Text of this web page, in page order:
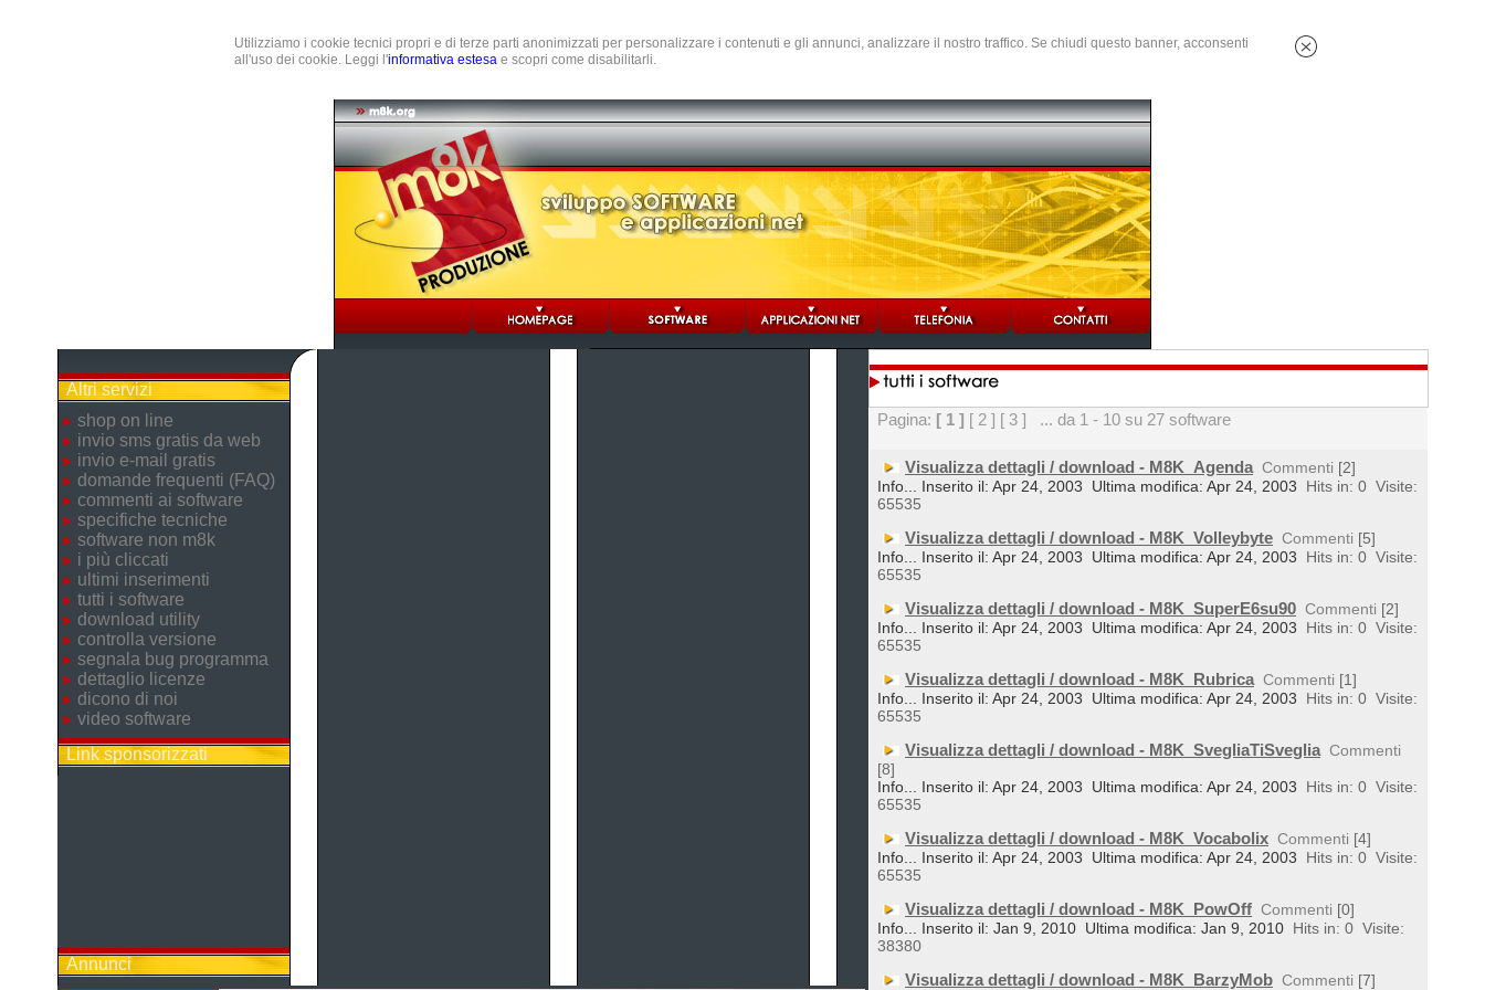
Utilizziamo i cookie tecnici propri e di terze parti anonimizzati per personalizzare i contenuti e gli annunci, analizzare il nostro traffico. Se chiudi questo banner, acconsenti
all'uso dei cookie. Leggi l'informativa estesa e scopri come disabilitarli.
Altri servizi
shop on line
invio sms gratis da web
invio e-mail gratis
domande frequenti (FAQ)
commenti ai software
specifiche tecniche
software non m8k
i più cliccati
ultimi inserimenti
tutti i software
download utility
controlla versione
segnala bug programma
dettaglio licenze
dicono di noi
video software
Link sponsorizzati
Annunci
Pagina: [ 1 ] [ 2 ] [ 3 ] ... da 1 - 10 su 27 software
Visualizza dettagli / download - M8K_Agenda Commenti [2]
Info... Inserito il: Apr 24, 2003
Ultima modifica: Apr 24, 2003 Hits in: 0 Visite:
65535
Visualizza dettagli / download - M8K_Volleybyte Commenti [5]
Info... Inserito il: Apr 24, 2003
Ultima modifica: Apr 24, 2003 Hits in: 0 Visite:
65535
Visualizza dettagli / download - M8K_SuperE6su90 Commenti [2]
Info... Inserito il: Apr 24, 2003
Ultima modifica: Apr 24, 2003 Hits in: 0 Visite:
65535
Visualizza dettagli / download - M8K_Rubrica Commenti [1]
Info... Inserito il: Apr 24, 2003
Ultima modifica: Apr 24, 2003 Hits in: 0 Visite:
65535
Visualizza dettagli / download - M8K_SvegliaTiSveglia Commenti
[8]
Info... Inserito il: Apr 24, 2003
Ultima modifica: Apr 24, 2003 Hits in: 0 Visite:
65535
Visualizza dettagli / download - M8K_Vocabolix Commenti [4]
Info... Inserito il: Apr 24, 2003
Ultima modifica: Apr 24, 2003 Hits in: 0 Visite:
65535
Visualizza dettagli / download - M8K_PowOff Commenti [0]
Info... Inserito il: Jan 9, 2010 Ultima modifica: Jan 9, 2010 Hits in: 0 Visite:
38380
Visualizza dettagli / download - M8K_BarzyMob Commenti [7]